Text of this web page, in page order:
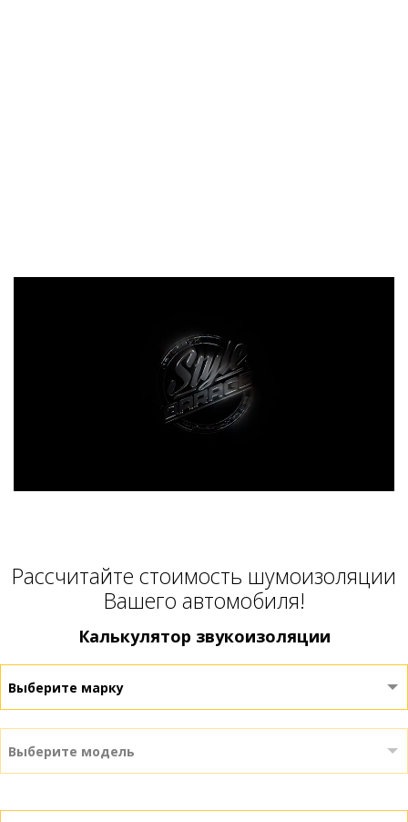
Расcчитайте стоимость шумоизоляции
Вашего автомобиля!
Калькулятор звукоизоляции
Выберите марку
Выберите модель